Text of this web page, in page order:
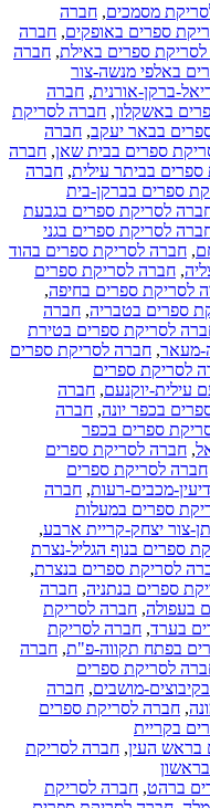
מסמכים, חברה
ספרים באופקים, חברה
ספרים באילת, חברה
באלפי מנשה-צור
ברקן-אורנית, חברה
באשקלון, חברה לסריקת
בבאר יעקב, חברה
ספרים בבית שאן, חברה
בביתר עילית, חברה
ספרים בברקן-בית
לסריקת ספרים בגבעת
לסריקת ספרים בגני
, חברה לסריקת ספרים בהוד
, חברה לסריקת ספרים
לסריקת ספרים בחיפה,
ספרים בטבריה, חברה
לסריקת ספרים בטירת
מעאר, חברה לסריקת ספרים
לסריקת ספרים
עילית-יוקנעם, חברה
בכפר יונה, חברה
ספרים בכפר
, חברה לסריקת ספרים
חברה לסריקת ספרים
מכבים-רעות, חברה
ספרים במעלות
צור יצחק-קריית ארבע,
ספרים בנוף הגליל-נצרת
לסריקת ספרים בנצרת,
ספרים בנתניה, חברה
בעפולה, חברה לסריקת
בערד, חברה לסריקת
בפתח תקווה-פ"ת, חברה
לסריקת ספרים
מושבים, חברה
, חברה לסריקת ספרים
בקריית
בראש העין, חברה לסריקת
ברהט, חברה לסריקת